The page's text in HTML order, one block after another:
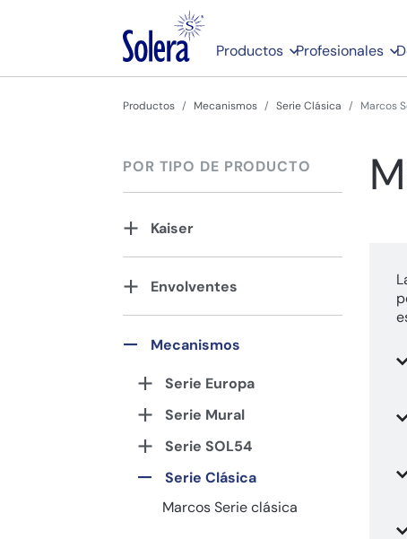
Productos Profesionales
Productos Mecanismos Serie Clásica Marcos
POR TIPO DE PRODUCTO
Kaiser
Envolventes
Mecanismos
Serie Europa
Serie Mural
Serie SOL54
Serie Clásica
Marcos Serie clásica